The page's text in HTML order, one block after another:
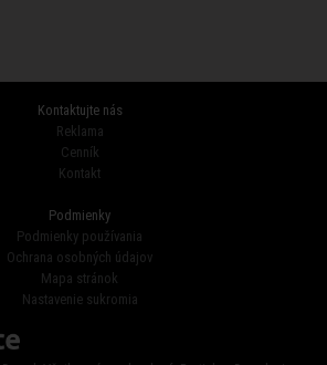
Kontaktujte nás
Reklama
Cenník
Kontakt
Podmienky
Podmienky používania
Ochrana osobných údajov
Mapa stránok
Nastavenie sukromia